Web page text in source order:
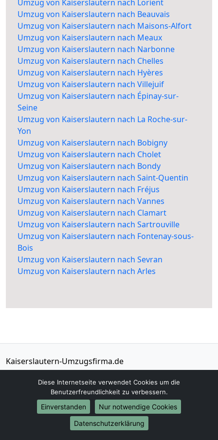
Umzug von Kaiserslautern nach Lorient
Umzug von Kaiserslautern nach Beauvais
Umzug von Kaiserslautern nach Maisons-Alfort
Umzug von Kaiserslautern nach Meaux
Umzug von Kaiserslautern nach Narbonne
Umzug von Kaiserslautern nach Chelles
Umzug von Kaiserslautern nach Hyères
Umzug von Kaiserslautern nach Villejuif
Umzug von Kaiserslautern nach Épinay-sur-
Seine
Umzug von Kaiserslautern nach La Roche-sur-
Yon
Umzug von Kaiserslautern nach Bobigny
Umzug von Kaiserslautern nach Cholet
Umzug von Kaiserslautern nach Bondy
Umzug von Kaiserslautern nach Saint-Quentin
Umzug von Kaiserslautern nach Fréjus
Umzug von Kaiserslautern nach Vannes
Umzug von Kaiserslautern nach Clamart
Umzug von Kaiserslautern nach Sartrouville
Umzug von Kaiserslautern nach Fontenay-sous-
Bois
Umzug von Kaiserslautern nach Sevran
Umzug von Kaiserslautern nach Arles
Kaiserslautern-Umzugsfirma.de
Kaiserslautern
01579-2482380
info@kaiserslautern-umzugsfirma.de
Öffnungszeiten:Mo - Sa: 06:30 - 16:00 Uhr
Diese Internetseite verwendet Cookies um die
Benutzerfreundlichkeit zu verbessern.
Einverstanden
Nur notwendige Cookies
Datenschutzerklärung